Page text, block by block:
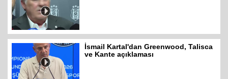
İsmail Kartal'dan Greenwood, Talisca
ve Kante açıklaması